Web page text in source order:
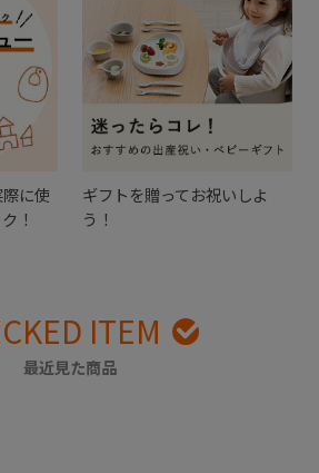
に使
！
ギフトを贈ってお祝いしよ
う！
ITEM
最近見た商品